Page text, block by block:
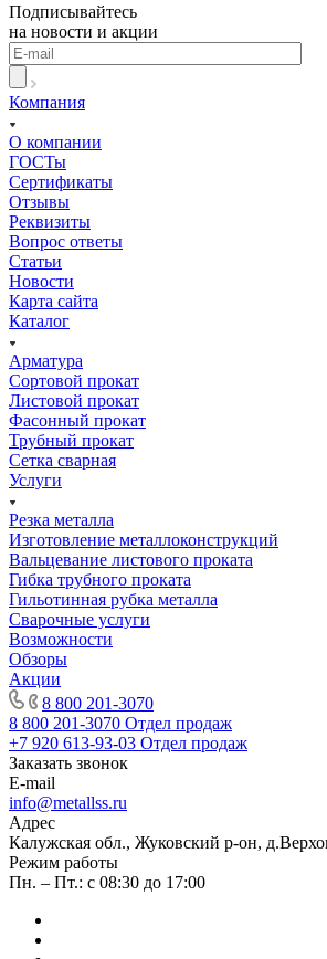
Подписывайтесь
на новости и акции
Компания
О компании
ГОСТы
Сертификаты
Отзывы
Реквизиты
Вопрос ответы
Статьи
Новости
Карта сайта
Каталог
Арматура
Сортовой прокат
Листовой прокат
Фасонный прокат
Трубный прокат
Сетка сварная
Услуги
Резка металла
Изготовление металлоконструкций
Вальцевание листового проката
Гибка трубного проката
Гильотинная рубка металла
Сварочные услуги
Возможности
Обзоры
Акции
8 800 201-3070
8 800 201-3070 Отдел продаж
+7 920 613-93-03 Отдел продаж
Заказать звонок
E-mail
info@metallss.ru
Адрес
Калужская обл., Жуковский р-он,
Режим работы
Пн. – Пт.: с 08:30 до 17:00